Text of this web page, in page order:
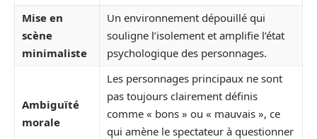
Mise en
scène
minimaliste
Un environnement dépouillé qui
souligne l’isolement et amplifie l’état
psychologique des personnages.
Ambiguïté
morale
Les personnages principaux ne sont
pas toujours clairement définis
comme « bons » ou « mauvais », ce
qui amène le spectateur à questionner